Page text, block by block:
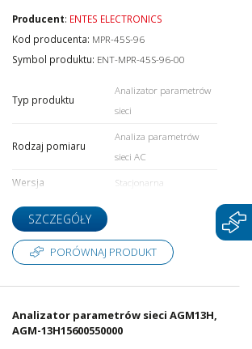
Producent: ENTES ELECTRONICS
Kod producenta: MPR-45S-96
Symbol produktu: ENT-MPR-45S-96-00
Typ produktu
Analizator parametrów
sieci
Rodzaj pomiaru
Analiza parametrów
sieci AC
Wersja
Stacjonarna
SZCZEGÓŁY
PORÓWNAJ PRODUKT
Analizator parametrów sieci AGM13H,
AGM-13H15600550000